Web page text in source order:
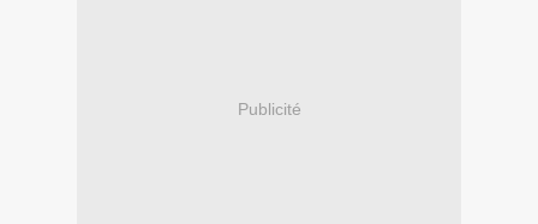
Publicité